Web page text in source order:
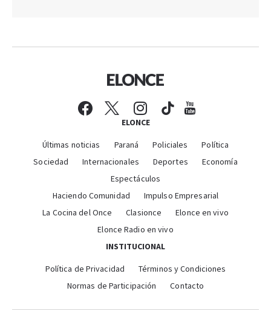
ELONCE
Últimas noticias Paraná Policiales
Política
Sociedad
Internacionales Deportes
Economía
Espectáculos
Haciendo Comunidad
Impulso Empresarial
La Cocina del Once
Clasionce
Elonce en vivo
Elonce Radio en vivo
INSTITUCIONAL
Política de Privacidad
Términos y Condiciones
Normas de Participación
Contacto